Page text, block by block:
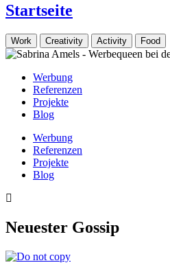
Startseite
Work Creativity Activity Food
Werbung
Referenzen
Projekte
Blog
Werbung
Referenzen
Projekte
Blog
Neuester Gossip